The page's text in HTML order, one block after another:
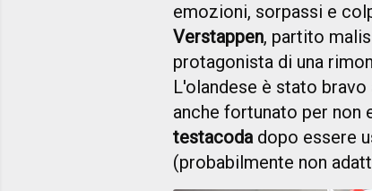
emozioni, sorpassi e
Verstappen, partito
protagonista di una
L'olandese è stato
anche fortunato per
testacoda dopo essere
(probabilmente non